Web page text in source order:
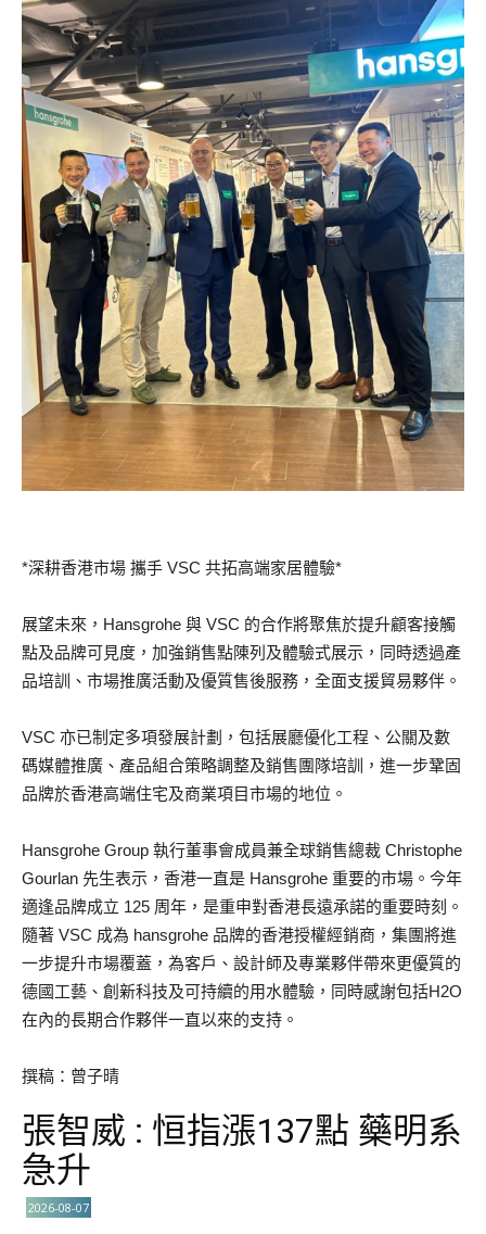
*深耕香港市場 攜手 VSC 共拓高端家居體驗*
展望未來，Hansgrohe 與 VSC 的合作將聚焦於提升顧客接觸
點及品牌可見度，加強銷售點陳列及體驗式展示，同時透過產
品培訓、市場推廣活動及優質售後服務，全面支援貿易夥伴。
VSC 亦已制定多項發展計劃，包括展廳優化工程、公關及數
碼媒體推廣、產品組合策略調整及銷售團隊培訓，進一步鞏固
品牌於香港高端住宅及商業項目市場的地位。
Hansgrohe Group 執行董事會成員兼全球銷售總裁 Christophe
Gourlan 先生表示，香港一直是 Hansgrohe 重要的市場。今年
適逢品牌成立 125 周年，是重申對香港長遠承諾的重要時刻。
隨著 VSC 成為 hansgrohe 品牌的香港授權經銷商，集團將進
一步提升市場覆蓋，為客戶、設計師及專業夥伴帶來更優質的
德國工藝、創新科技及可持續的用水體驗，同時感謝包括H2O
在內的長期合作夥伴一直以來的支持。
撰稿：曾子晴
張智威 : 恒指漲137點 藥明系
急升
2026-08-07